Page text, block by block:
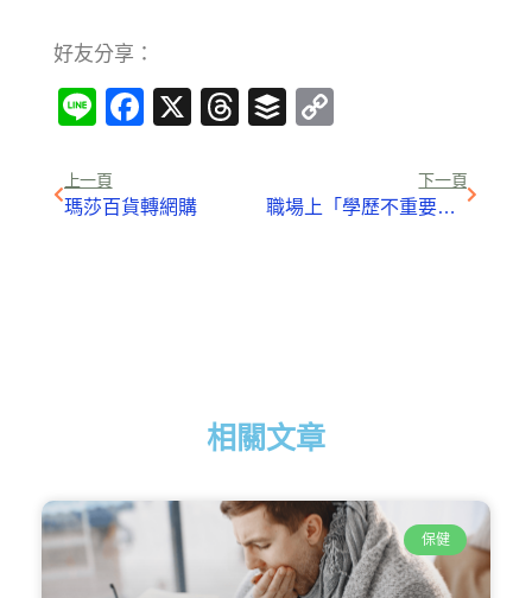
好友分享：
LineFacebook
X Threads
Buffer
上一頁
瑪莎百貨轉網購
下一頁
職場上「學歷不重要」是真的嗎？大學講師中肯道出3個「高學歷者」才享有的好處
相關文章
保健